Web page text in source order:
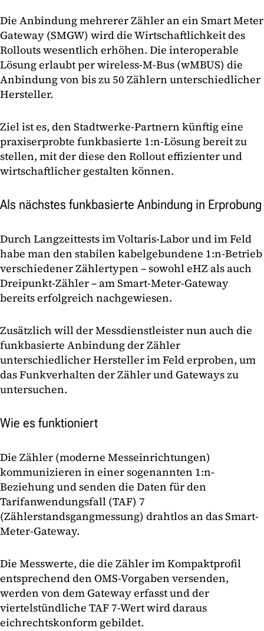
Die Anbindung mehrerer Zähler an ein Smart Meter
Gateway (SMGW) wird die Wirtschaftlichkeit des
Rollouts wesentlich erhöhen. Die interoperable
Lösung erlaubt per wireless-M-Bus (wMBUS) die
Anbindung von bis zu 50 Zählern unterschiedlicher
Hersteller.
Ziel ist es, den Stadtwerke-Partnern künftig eine
praxiserprobte funkbasierte 1:n-Lösung bereit zu
stellen, mit der diese den Rollout effizienter und
wirtschaftlicher gestalten können.
Als nächstes funkbasierte Anbindung in Erprobung
Durch Langzeittests im Voltaris-Labor und im Feld
habe man den stabilen kabelgebundene 1:n-Betrieb
verschiedener Zählertypen – sowohl eHZ als auch
Dreipunkt-Zähler – am Smart-Meter-Gateway
bereits erfolgreich nachgewiesen.
Zusätzlich will der Messdienstleister nun auch die
funkbasierte Anbindung der Zähler
unterschiedlicher Hersteller im Feld erproben, um
das Funkverhalten der Zähler und Gateways zu
untersuchen.
Wie es funktioniert
Die Zähler (moderne Messeinrichtungen)
kommunizieren in einer sogenannten 1:n-
Beziehung und senden die Daten für den
Tarifanwendungsfall (TAF) 7
(Zählerstandsgangmessung) drahtlos an das Smart-
Meter-Gateway.
Die Messwerte, die die Zähler im Kompaktprofil
entsprechend den OMS-Vorgaben versenden,
werden von dem Gateway erfasst und der
viertelstündliche TAF 7-Wert wird daraus
eichrechtskonform gebildet.